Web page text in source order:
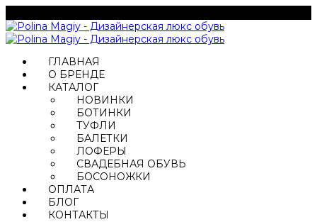
ГЛАВНАЯ
О БРЕНДЕ
КАТАЛОГ
НОВИНКИ
БОТИНКИ
ТУФЛИ
БАЛЕТКИ
ЛОФЕРЫ
СВАДЕБНАЯ ОБУВЬ
БОСОНОЖКИ
ОПЛАТА
БЛОГ
КОНТАКТЫ